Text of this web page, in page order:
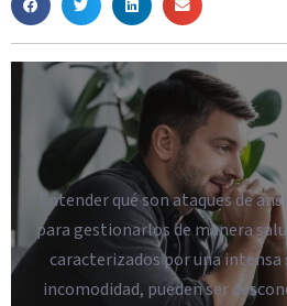
Entender qué son ataques de
para gestionarlos de manera
caracterizados por una intensa
incomodidad, pueden ser